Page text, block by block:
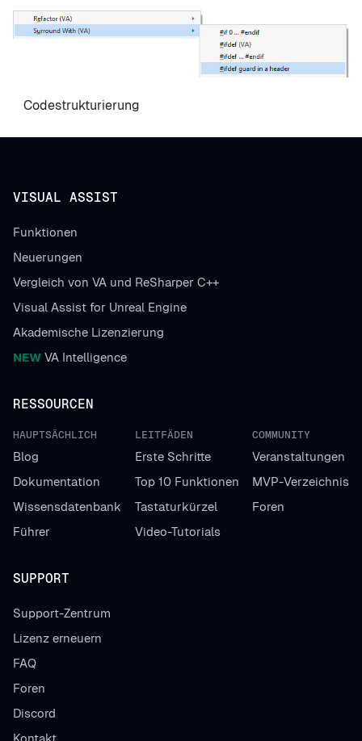
Codestrukturierung
VISUAL ASSIST
Funktionen
Neuerungen
Vergleich von VA und ReSharper C++
Visual Assist for Unreal Engine
Akademische Lizenzierung
NEW VA Intelligence
RESSOURCEN
HAUPTSÄCHLICH
Blog
Dokumentation
Wissensdatenbank
Führer
LEITFÄDEN
Erste Schritte
Top 10 Funktionen
Tastaturkürzel
Video-Tutorials
COMMUNITY
Veranstaltungen
MVP-Verzeichnis
Foren
SUPPORT
Support-Zentrum
Lizenz erneuern
FAQ
Foren
Discord